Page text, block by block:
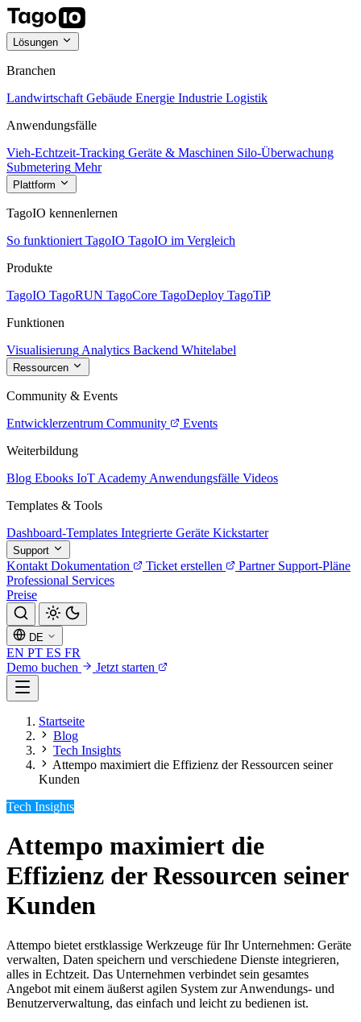
Lösungen
Branchen
Landwirtschaft Gebäude Energie Industrie Logistik
Anwendungsfälle
Vieh-Echtzeit-Tracking Geräte & Maschinen Silo-Überwachung
Submetering Mehr
Plattform
TagoIO kennenlernen
So funktioniert TagoIO TagoIO im Vergleich
Produkte
TagoIO TagoRUN TagoCore TagoDeploy TagoTiP
Funktionen
Visualisierung Analytics Backend Whitelabel
Ressourcen
Community & Events
Entwicklerzentrum Community
Events
Weiterbildung
Blog Ebooks IoT Academy Anwendungsfälle Videos
Templates & Tools
Dashboard-Templates Integrierte Geräte Kickstarter
Support
Kontakt Dokumentation Ticket erstellen Partner Support-Pläne
Professional Services
Preise
DE
EN PT ES FR
Demo buchen
Jetzt starten
Startseite
Blog
Tech Insights
Attempo maximiert die Effizienz der Ressourcen seiner
Kunden
Tech Insights
Attempo maximiert die
Effizienz der Ressourcen seiner
Kunden
Attempo bietet erstklassige Werkzeuge für Ihr Unternehmen: Geräte
verwalten, Daten speichern und verschiedene Dienste integrieren,
alles in Echtzeit. Das Unternehmen verbindet sein gesamtes
Angebot mit einem äußerst agilen System zur Anwendungs- und
Benutzerverwaltung, das einfach und leicht zu bedienen ist.